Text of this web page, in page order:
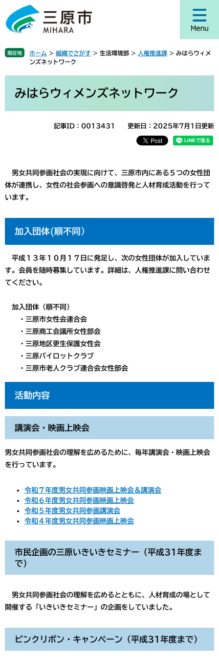
ジ
頭
す
ュ
飛
し
現在地 ホーム > 組織でさがす > 生活環境部 > 人権推進課 > みはらウィメ
ンズネットワーク
みはらウィメンズネットワーク
記事ID：0013431 更新日：2025年7月1日更新
男女共同参画社会の実現に向けて、三原市内にある５つの女性団
体が連携し、女性の社会参画への意識啓発と人材育成活動を行って
います。
加入団体(順不同）
平成１３年１０月１７日に発足し、次の女性団体が加入していま
す。会員を随時募集しています。詳細は、人権推進課に問い合わせ
てください。
加入団体（順不同）
・三原市女性会連合会
・三原商工会議所女性部会
・三原地区更生保護女性会
・三原パイロットクラブ
・三原市老人クラブ連合会女性部会
活動内容
講演会・映画上映会
男女共同参画社会の理解を広めるために、毎年講演会・映画上映会
を行っています。
令和７年度男女共同参画映画上映会＆講演会
令和６年度男女共同参画映画上映会
令和５年度男女共同参画講演会
令和４年度男女共同参画映画上映会
市民企画の三原いきいきセミナー（平成31年度ま
で）
男女共同参画社会の理解を広めるとともに、人材育成の場として
開催する「いきいきセミナー」の企画をしていました。
ピンクリボン・キャンペーン（平成31年度まで）